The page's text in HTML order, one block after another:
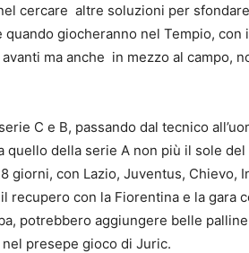
cercare altre soluzioni per sfondare
giocheranno nel Tempio, con i
ma anche in mezzo al campo,
C e B, passando dal tecnico
della serie A non più il sole del
giorni, con Lazio, Juventus, Chievo,
recupero con la Fiorentina e la gara
potrebbero aggiungere belle palline
presepe gioco di Juric.